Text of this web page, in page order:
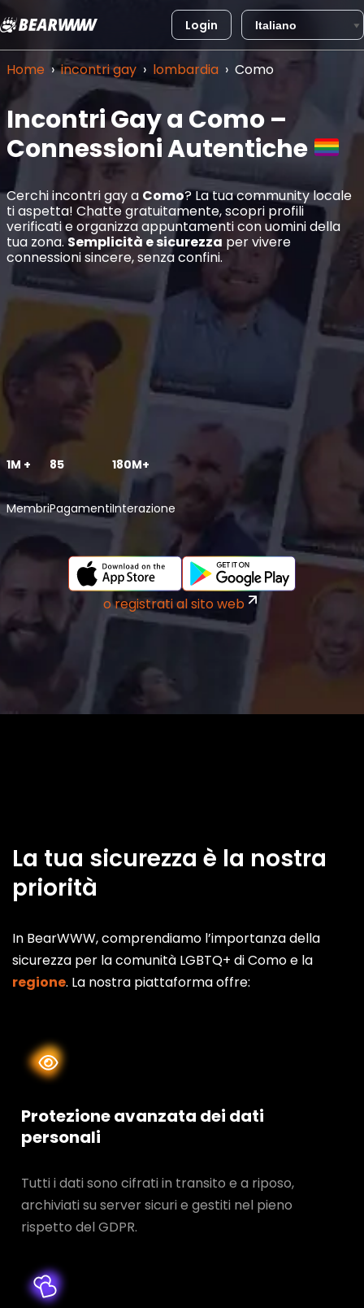
Vai
al
Login
Home › incontri gay › lombardia › Como
Incontri Gay a Como –
Connessioni Autentiche
Cerchi incontri gay a Como? La tua community locale
ti aspetta! Chatte gratuitamente, scopri profili
verificati e organizza appuntamenti con uomini della
tua zona.Semplicità e sicurezza per vivere
connessioni sincere, senza confini.
1M +
Membri
85
Pagamenti
180M+
Interazione
o registrati al sito web
La tua sicurezza è la nostra
priorità
In BearWWW, comprendiamo l’importanza della
sicurezza per la comunità LGBTQ+ di Como e la
regione. La nostra piattaforma offre:
Protezione avanzata dei dati
personali
Tutti i dati sono cifrati in transito e a riposo,
archiviati su server sicuri e gestiti nel pieno
rispetto del GDPR.